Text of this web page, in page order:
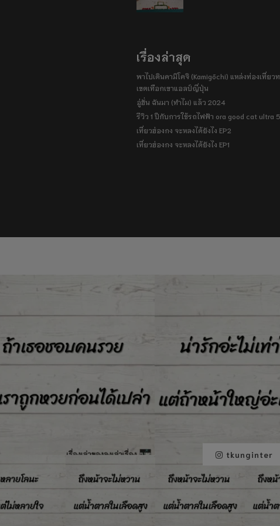
เรื่องล่าสุด
พาไปเดินคามิโคจิ (Kamigōchi) แหล่งท่องเที่ยว
เขตเทือกเขาแอลป์ญี่ปุ่น
อู่ฮั่น ฉันมา (ทำไม) แล้ว 2024
รีวิว 1 ปีกับการใช้รถไฟฟ้า ora good cat ultra
เที่ยวฮ่องกง จะหลงได้ยังไง EP2
เที่ยวฮ่องกง จะหลงได้ยังไง EP1
tkunginter